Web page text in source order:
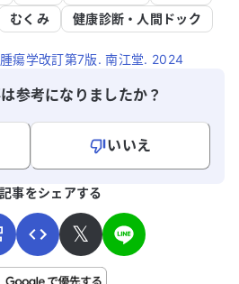
むくみ 健康診断・人間ドック
瘍学改訂第7版. 南江堂. 2024
参考になりましたか？
いいえ
事をシェアする
𝕏